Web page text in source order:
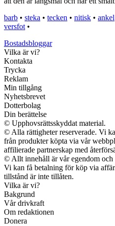
barb • steka • tecken • nitisk • ankel
versfot •
Bostadsbloggar
Vilka är vi?
Kontakta
Trycka
Reklam
Min tillgång
Nyhetsbrevet
Dotterbolag
Din berättelse
© Upphovsrättsskyddat material.
© Alla rättigheter reserverade. Vi
från produkter köpta via vår
affilierade partnerskap med
© Allt innehåll är vår egendom och
Vi kan få betalning för köp via
tillstånd är inte tillåten.
Vilka är vi?
Bakgrund
Vår drivkraft
Om redaktionen
Donera